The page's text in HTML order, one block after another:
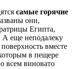
самые горячие
они,
Египта,
А еще неподалеку
поверхность вместе
в пещере
всем виновато